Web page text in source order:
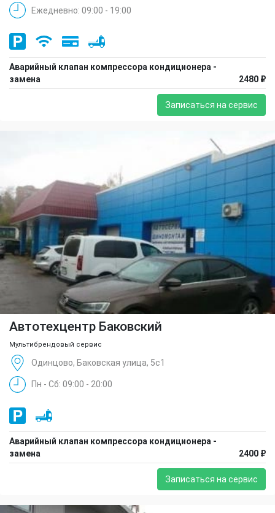
Ежедневно: 09:00 - 19:00
Аварийный клапан компрессора кондиционера -
замена
2480 ₽
Записаться на сервис
Автотехцентр Баковский
Мультибрендовый сервис
Одинцово, Баковская улица, 5с1
Пн - Сб: 09:00 - 20:00
Аварийный клапан компрессора кондиционера -
замена
2400 ₽
Записаться на сервис